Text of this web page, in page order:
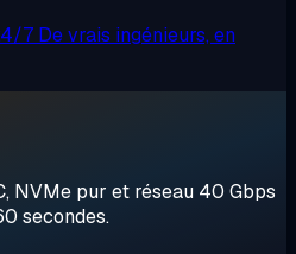
7 De vrais ingénieurs, en
NVMe pur et réseau 40 Gbps
secondes.